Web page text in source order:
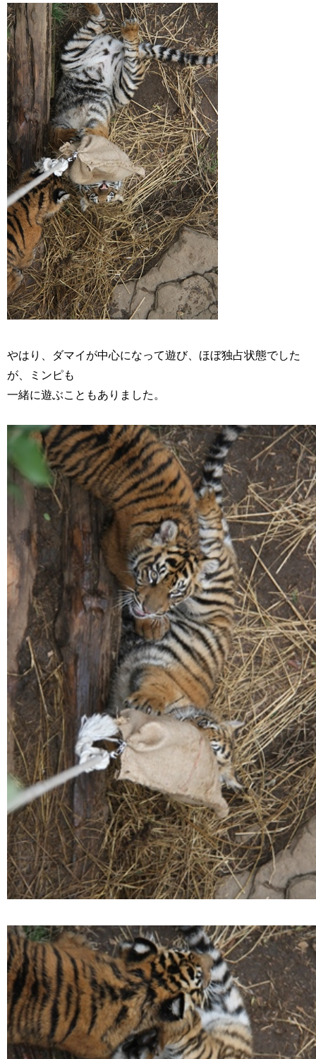
やはり、ダマイが中心になって遊び、ほぼ独占状態でした
が、ミンピも
一緒に遊ぶこともありました。